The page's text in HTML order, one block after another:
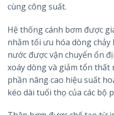
cùng công suất.
Hệ thống cánh bơm được
nhằm tối ưu hóa dòng
nước được vận chuyển ổn
xoáy dòng và giảm tổn
phần nâng cao hiệu suất
kéo dài tuổi thọ của các bộ